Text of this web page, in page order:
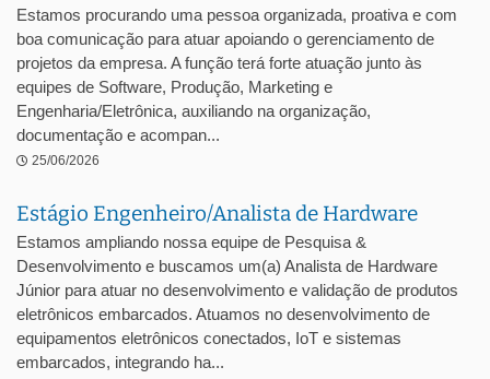
Estamos procurando uma pessoa organizada, proativa e com
boa comunicação para atuar apoiando o gerenciamento de
projetos da empresa. A função terá forte atuação junto às
equipes de Software, Produção, Marketing e
Engenharia/Eletrônica, auxiliando na organização,
documentação e acompan...
25/06/2026
Estágio Engenheiro/Analista de Hardware
Estamos ampliando nossa equipe de Pesquisa &
Desenvolvimento e buscamos um(a) Analista de Hardware
Júnior para atuar no desenvolvimento e validação de produtos
eletrônicos embarcados. Atuamos no desenvolvimento de
equipamentos eletrônicos conectados, IoT e sistemas
embarcados, integrando ha...